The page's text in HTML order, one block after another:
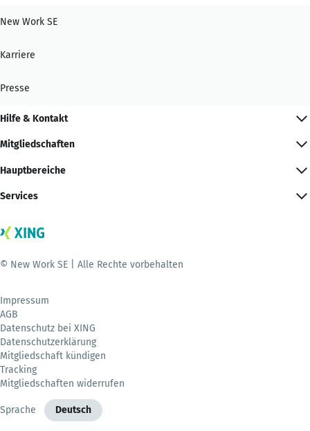
New Work SE
Karriere
Presse
Hilfe & Kontakt
Mitgliedschaften
Hauptbereiche
Services
© New Work SE | Alle Rechte vorbehalten
Impressum
AGB
Datenschutz bei XING
Datenschutzerklärung
Mitgliedschaft kündigen
Tracking
Mitgliedschaften widerrufen
Sprache Deutsch